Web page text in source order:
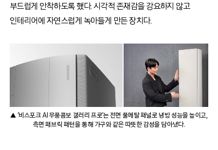
부드럽게 안착하도록 했다. 시각적 존재감을 강요하지 않고
인테리어에 자연스럽게 녹아들게 만든 장치다.
▲ ‘비스포크 AI 무풍콤보 갤러리 프로’는 전면 풀메탈 패널로 냉방 성능을 높이고,
측면 패브릭 패턴을 통해 가구와 같은 따뜻한 감성을 담아냈다.